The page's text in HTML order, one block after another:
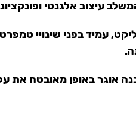
עיצוב אלגנטי
עמיד בפני שינויי
אוגר באופן מאובטח את